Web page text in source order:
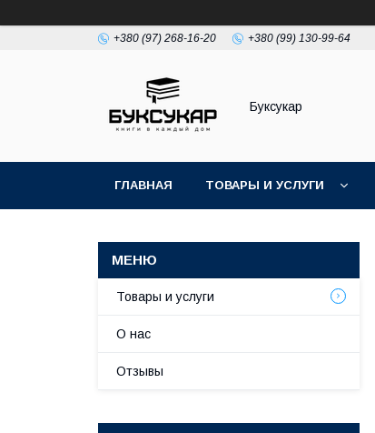
+380 (97) 268-16-20 +380 (99) 130-99-64
Буксукар
ГЛАВНАЯ ТОВАРЫ И УСЛУГИ
Товары и услуги
О нас
Отзывы